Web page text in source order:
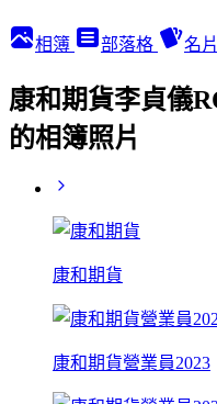
相簿 部落格 名片
康和期貨李貞儀
的相簿照片
康和期貨
康和期貨營業員2023